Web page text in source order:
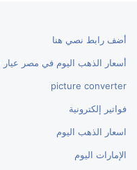
أضف رابط نصي هنا
أسعار الذهب اليوم في مصر عيار 21 بالمصنعية
picture converter
فواتير إلكترونية
اسعار الذهب اليوم
الإمارات اليوم